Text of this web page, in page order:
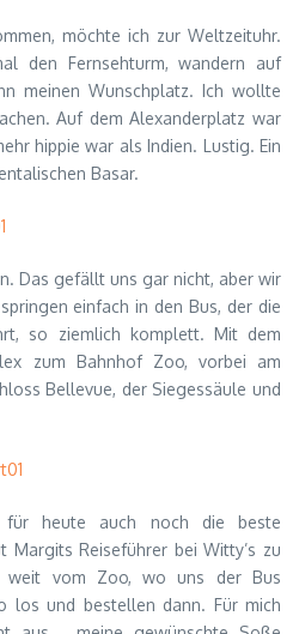
möchte ich zur Weltzeituhr.
den Fernsehturm, wandern auf
meinen Wunschplatz. Ich wollte
Auf dem Alexanderplatz war
hippie war als Indien. Lustig. Ein
Basar.
Das gefällt uns gar nicht, aber wir
einfach in den Bus, der die
so ziemlich komplett. Mit dem
zum Bahnhof Zoo, vorbei am
Bellevue, der Siegessäule und
heute auch noch die beste
Margits Reiseführer bei Witty’s zu
weit vom Zoo, wo uns der Bus
los und bestellen dann. Für mich